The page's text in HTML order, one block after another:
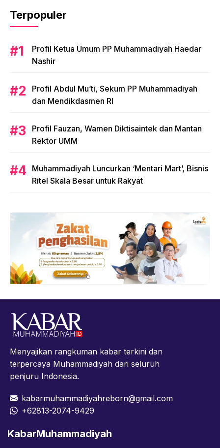
Terpopuler
Profil Ketua Umum PP Muhammadiyah Haedar
Nashir
Profil Abdul Mu’ti, Sekum PP Muhammadiyah
dan Mendikdasmen RI
Profil Fauzan, Wamen Diktisaintek dan Mantan
Rektor UMM
Muhammadiyah Luncurkan ‘Mentari Mart’, Bisnis
Ritel Skala Besar untuk Rakyat
Menyajikan rangkuman kabar terkini dan
terpercaya Muhammadiyah dari seluruh
penjuru Indonesia.
kabarmuhammadiyahreborn@gmail.com
+62813-2074-9429
KabarMuhammadiyah